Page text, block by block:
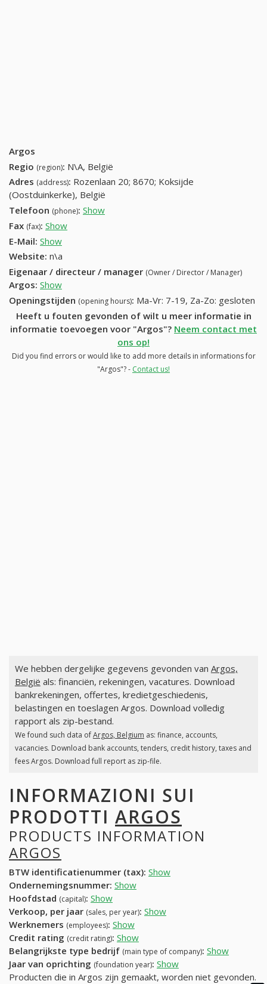
Argos
Regio (region): N\A, België
Adres (address): Rozenlaan 20; 8670; Koksijde
(Oostduinkerke), België
Telefoon (phone): Show
Fax (fax): Show
E-Mail: Show
Website: n\a
Eigenaar / directeur / manager (Owner / Director / Manager)
Argos: Show
Openingstijden (opening hours): Ma-Vr: 7-19, Za-Zo: gesloten
Heeft u fouten gevonden of wilt u meer informatie in
informatie toevoegen voor "Argos"? Neem contact met
ons op!
Did you find errors or would like to add more details in informations for
"Argos"? - Contact us!
We hebben dergelijke gegevens gevonden van Argos,
België als: financiën, rekeningen, vacatures. Download
bankrekeningen, offertes, kredietgeschiedenis,
belastingen en toeslagen Argos. Download volledig
rapport als zip-bestand.
We found such data ofArgos, Belgium as: finance, accounts,
vacancies. Download bank accounts, tenders, credit history, taxes and
fees Argos. Download full report as zip-file.
INFORMAZIONI SUI
PRODOTTI ARGOS
PRODUCTS INFORMATION
ARGOS
BTW identificatienummer (tax): Show
Ondernemingsnummer: Show
Hoofdstad (capital): Show
Verkoop, per jaar (sales, per year): Show
Werknemers (employees): Show
Credit rating (credit rating): Show
Belangrijkste type bedrijf (main type of company): Show
Jaar van oprichting (foundation year): Show
Producten die in Argos zijn gemaakt, worden niet gevonden.